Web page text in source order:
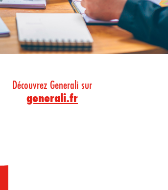
Découvrez Generali sur
generali.fr